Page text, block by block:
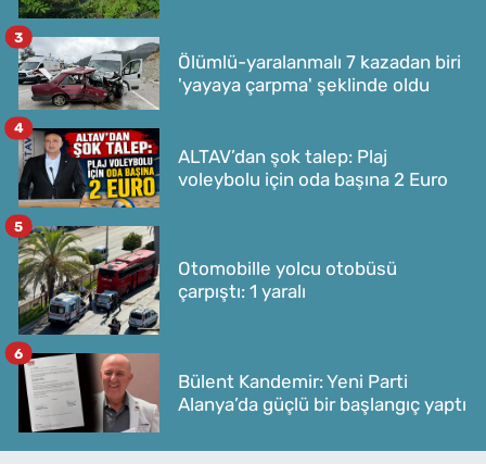
Ölümlü-yaralanmalı 7 kazadan biri
'yayaya çarpma' şeklinde oldu
3
ALTAV’dan şok talep: Plaj
voleybolu için oda başına 2 Euro
4
Otomobille yolcu otobüsü
çarpıştı: 1 yaralı
5
Bülent Kandemir: Yeni Parti
Alanya’da güçlü bir başlangıç yaptı
6